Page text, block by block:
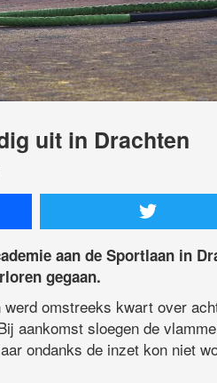
uit in Drachten
aan de Sportlaan in
gegaan.
omstreeks kwart over
aankomst sloegen de
ondanks de inzet kon niet